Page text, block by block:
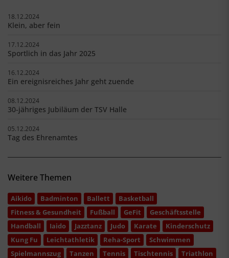
18.12.2024
Klein, aber fein
17.12.2024
Sportlich in das Jahr 2025
16.12.2024
Ein ereignisreiches Jahr geht zuende
08.12.2024
30-jähriges Jubiläum der TSV Halle
05.12.2024
Tag des Ehrenamtes
Weitere Themen
Aikido Badminton Ballett
Basketball
Fitness & Gesundheit
Fußball GeFit
Geschäftsstelle
Handball
Iaido Jazztanz Judo Karate
Kinderschutz
Kung Fu
Leichtathletik Reha-Sport
Schwimmen
Spielmannszug
Tanzen Tennis Tischtennis
Triathlon